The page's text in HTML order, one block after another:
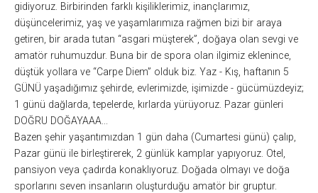
gidiyoruz. Birbirinden farklı kişiliklerimiz, inançlarımız,
düşüncelerimiz, yaş ve yaşamlarımıza rağmen bizi bir araya
getiren, bir arada tutan “asgari müşterek”, doğaya olan sevgi ve
amatör ruhumuzdur. Buna bir de spora olan ilgimiz eklenince,
düştük yollara ve “Carpe Diem” olduk biz. Yaz - Kış, haftanın 5
GÜNÜ yaşadığımız şehirde, evlerimizde, işimizde - gücümüzdeyiz;
1 günü dağlarda, tepelerde, kırlarda yürüyoruz. Pazar günleri
DOĞRU DOĞAYAAA...
Bazen şehir yaşantımızdan 1 gün daha (Cumartesi günü) çalıp,
Pazar günü ile birleştirerek, 2 günlük kamplar yapıyoruz. Otel,
pansiyon veya çadırda konaklıyoruz. Doğada olmayı ve doğa
sporlarını seven insanların oluşturduğu amatör bir gruptur.